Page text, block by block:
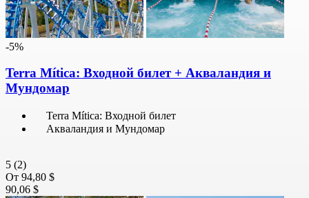
-5%
Terra Mítica: Входной билет + Акваландия и
Мундомар
Terra Mítica: Входной билет
Акваландия и Мундомар
5 (2)
От 94,80 $
90,06 $